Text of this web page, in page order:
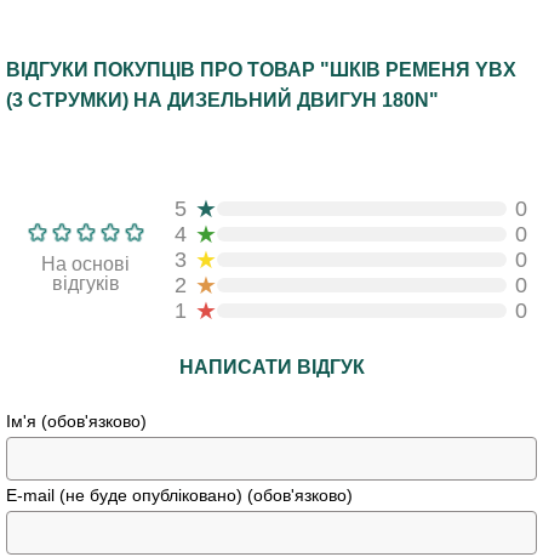
ВІДГУКИ ПОКУПЦІВ ПРО ТОВАР "ШКІВ РЕМЕНЯ YBX
(3 СТРУМКИ) НА ДИЗЕЛЬНИЙ ДВИГУН 180N"
На основі
відгуків
5 ★
0
4 ★
0
3 ★
0
2 ★
0
1 ★ 0
НАПИСАТИ ВІДГУК
Ім'я (обов'язково)
E-mail (не буде опубліковано) (обов'язково)